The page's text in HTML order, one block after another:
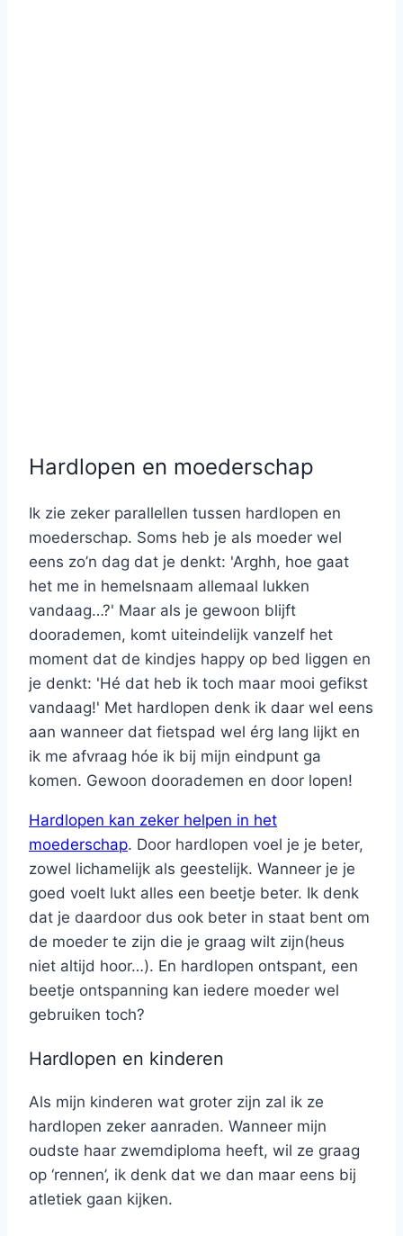
Hardlopen en moederschap
Ik zie zeker parallellen tussen hardlopen en
moederschap. Soms heb je als moeder wel
eens zo’n dag dat je denkt: 'Arghh, hoe gaat
het me in hemelsnaam allemaal lukken
vandaag…?' Maar als je gewoon blijft
doorademen, komt uiteindelijk vanzelf het
moment dat de kindjes happy op bed liggen en
je denkt: 'Hé dat heb ik toch maar mooi gefikst
vandaag!' Met hardlopen denk ik daar wel eens
aan wanneer dat fietspad wel érg lang lijkt en
ik me afvraag hóe ik bij mijn eindpunt ga
komen. Gewoon doorademen en door lopen!
Hardlopen kan zeker helpen in het
moederschap. Door hardlopen voel je je beter,
zowel lichamelijk als geestelijk. Wanneer je je
goed voelt lukt alles een beetje beter. Ik denk
dat je daardoor dus ook beter in staat bent om
de moeder te zijn die je graag wilt zijn(heus
niet altijd hoor…). En hardlopen ontspant, een
beetje ontspanning kan iedere moeder wel
gebruiken toch?
Hardlopen en kinderen
Als mijn kinderen wat groter zijn zal ik ze
hardlopen zeker aanraden. Wanneer mijn
oudste haar zwemdiploma heeft, wil ze graag
op ‘rennen’, ik denk dat we dan maar eens bij
atletiek gaan kijken.